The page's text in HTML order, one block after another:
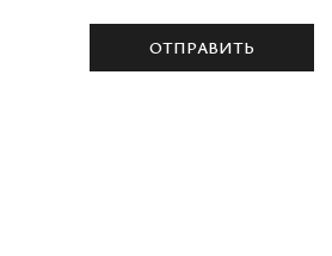
ОТПРАВИТЬ